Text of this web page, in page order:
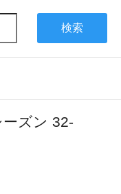
検索
ズン 32-